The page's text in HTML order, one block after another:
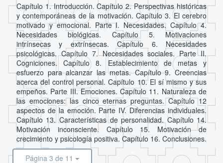
Capítulo 1. Introducción. Capítulo 2. Perspectivas históricas
y contemporáneas de la motivación. Capítulo 3. El cerebro
motivado y emocional. Parte I. Necesidades. Capítulo 4.
Necesidades biológicas. Capítulo 5. Motivaciones
intrínsecas y extrínsecas. Capítulo 6. Necesidades
psicológicas. Capítulo 7. Necesidades sociales. Parte II.
Cogniciones. Capítulo 8. Establecimiento de metas y
esfuerzo para alcanzar las metas. Capítulo 9. Creencias
acerca del control personal. Capítulo 10. El sí mismo y sus
empeños. Parte III. Emociones. Capítulo 11. Naturaleza de
las emociones: las cinco eternas preguntas. Capítulo 12
aspectos de la emoción. Parte IV. Diferencias individuales.
Capítulo 13. Características de personalidad. Capítulo 14.
Motivación inconsciente. Capítulo 15. Motivación de
crecimiento y psicología positiva. Capítulo 16. Conclusiones.
Página 3 de 11